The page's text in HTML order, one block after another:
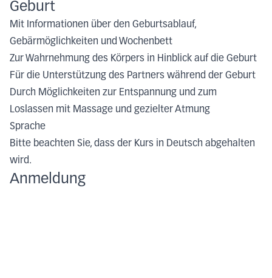
Geburt
Mit Informationen über den Geburtsablauf,
Gebärmöglichkeiten und Wochenbett
Zur Wahrnehmung des Körpers in Hinblick auf die Geburt
Für die Unterstützung des Partners während der Geburt
Durch Möglichkeiten zur Entspannung und zum
Loslassen mit Massage und gezielter Atmung
Sprache
Bitte beachten Sie, dass der Kurs in Deutsch abgehalten
wird.
Anmeldung